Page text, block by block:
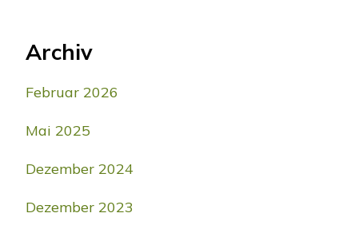
Archiv
Februar 2026
Mai 2025
Dezember 2024
Dezember 2023